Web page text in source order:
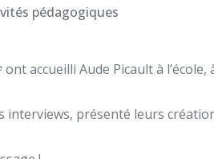
pédagogiques
accueilli Aude Picault à
interviews, présenté leurs